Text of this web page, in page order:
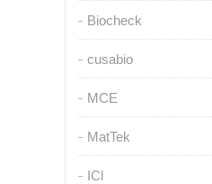
Biocheck
cusabio
MCE
MatTek
ICl